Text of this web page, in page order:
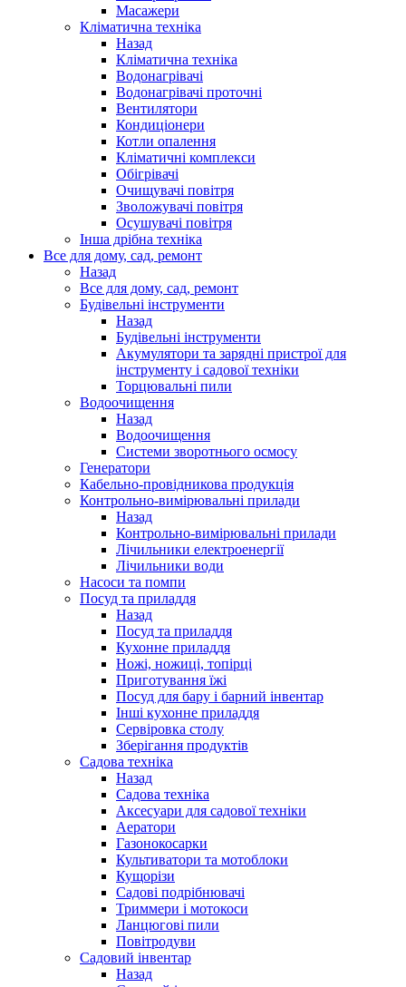
Масажери
Кліматична техніка
Назад
Кліматична техніка
Водонагрівачі
Водонагрівачі проточні
Вентилятори
Кондиціонери
Котли опалення
Кліматичні комплекси
Обігрівачі
Очищувачі повітря
Зволожувачі повітря
Осушувачі повітря
Інша дрібна техніка
Все для дому, сад, ремонт
Назад
Все для дому, сад, ремонт
Будівельні інструменти
Назад
Будівельні інструменти
Акумулятори та зарядні пристрої для
інструменту і садової техніки
Торцювальні пили
Водоочищення
Назад
Водоочищення
Системи зворотнього осмосу
Генератори
Кабельно-провідникова продукція
Контрольно-вимірювальні прилади
Назад
Контрольно-вимірювальні прилади
Лічильники електроенергії
Лічильники води
Насоси та помпи
Посуд та приладдя
Назад
Посуд та приладдя
Кухонне приладдя
Ножі, ножиці, топірці
Приготування їжі
Посуд для бару і барний інвентар
Інші кухонне приладдя
Сервіровка столу
Зберігання продуктів
Садова техніка
Назад
Садова техніка
Аксесуари для садової техніки
Аератори
Газонокосарки
Культиватори та мотоблоки
Кущорізи
Садові подрібнювачі
Триммери і мотокоси
Ланцюгові пили
Повітродуви
Садовий інвентар
Назад